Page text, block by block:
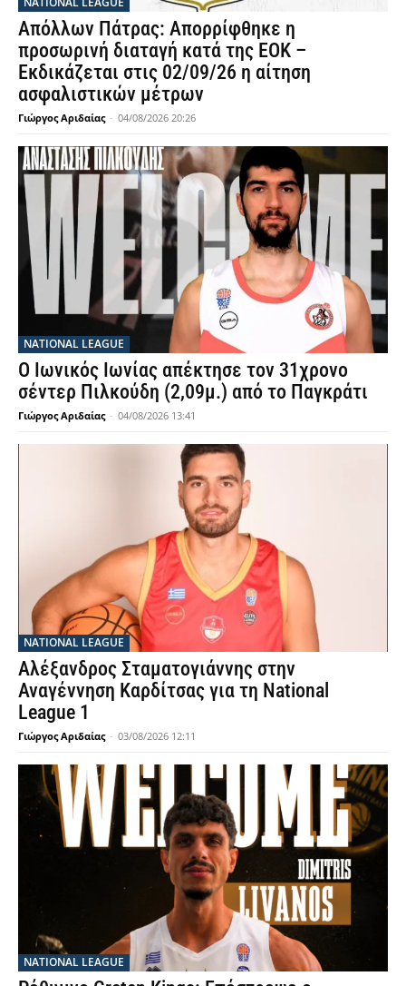
Απόλλων Πάτρας: Απορρίφθηκε η
προσωρινή διαταγή κατά της ΕΟΚ –
Εκδικάζεται στις 02/09/26 η αίτηση
ασφαλιστικών μέτρων
Γιώργος Αριδαίας - 04/08/2026 20:26
NATIONAL LEAGUE
Ο Ιωνικός Ιωνίας απέκτησε τον 31χρονο
σέντερ Πιλκούδη (2,09μ.) από το Παγκράτι
Γιώργος Αριδαίας - 04/08/2026 13:41
NATIONAL LEAGUE
Αλέξανδρος Σταματογιάννης στην
Αναγέννηση Καρδίτσας για τη National
League 1
Γιώργος Αριδαίας - 03/08/2026 12:11
NATIONAL LEAGUE